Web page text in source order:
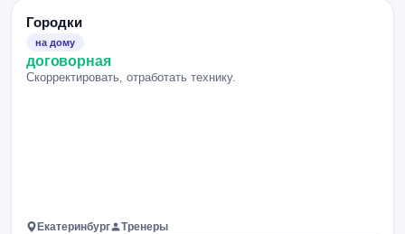
Городки
на дому
договорная
Скорректировать, отработать технику.
Екатеринбург Тренеры